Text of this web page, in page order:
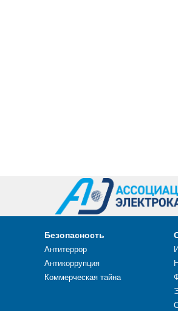
Безопасность
Антитеррор
Антикоррупция
Коммерческая тайна